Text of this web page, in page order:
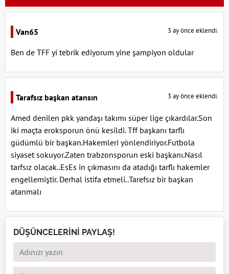
Van65 3 ay önce eklendi.
Ben de TFF yi tebrik ediyorum yine şampiyon oldular
Tarafsız başkan atansın 3 ay önce eklendi.
Amed denilen pkk yandaşı takımı süper lige çıkardılar.Son
iki maçta eroksporun önü kesildi. Tff başkanı tarflı
güdümlü bir başkan.Hakemleri yönlendiriyor.Futbola
siyaset sokuyor.Zaten trabzonsporun eski başkanı.Nasıl
tarfsız olacak..EsEs in çıkmasını da atadığı tarflı hakemler
engellemiştir. Derhal istifa etmeli..Tarefsız bir başkan
atanmalı
DÜŞÜNCELERİNİ PAYLAŞ!